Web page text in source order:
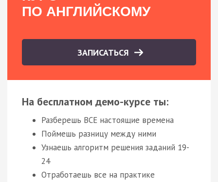
ПО АНГЛИЙСКОМУ
ЗАПИСАТЬСЯ
На бесплатном демо-курсе ты:
Разберешь ВСЕ настоящие времена
Поймешь разницу между ними
Узнаешь алгоритм решения заданий 19-
24
Отработаешь все на практике